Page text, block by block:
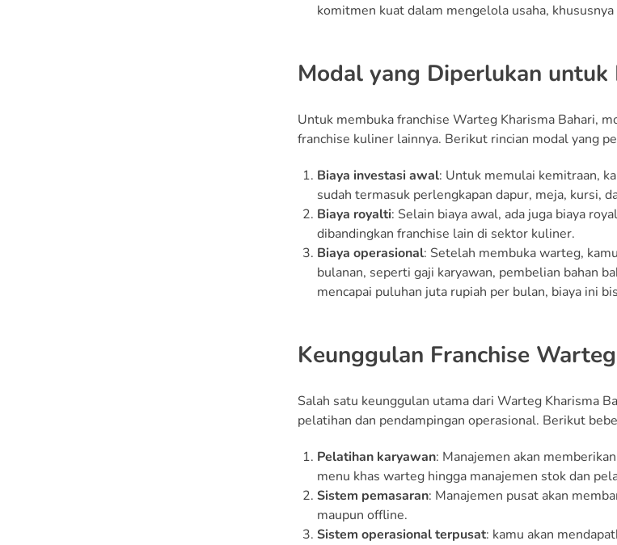
komitmen kuat dalam mengelola usaha,
Modal yang Diperlukan
Untuk membuka franchise Warteg Kharisma Bahari,
franchise kuliner lainnya. Berikut rincian modal yang
Biaya investasi awal: Untuk memulai kemitraan,
sudah termasuk perlengkapan dapur, meja, kursi,
Biaya royalti: Selain biaya awal, ada juga biaya
dibandingkan franchise lain di sektor kuliner.
Biaya operasional: Setelah membuka warteg,
bulanan, seperti gaji karyawan, pembelian bahan
mencapai puluhan juta rupiah per bulan, biaya ini
Keunggulan Franchise
Salah satu keunggulan utama dari Warteg Kharisma
pelatihan dan pendampingan operasional. Berikut
Pelatihan karyawan: Manajemen akan
menu khas warteg hingga manajemen stok dan
Sistem pemasaran: Manajemen pusat akan
maupun offline.
Sistem operasional terpusat: kamu akan